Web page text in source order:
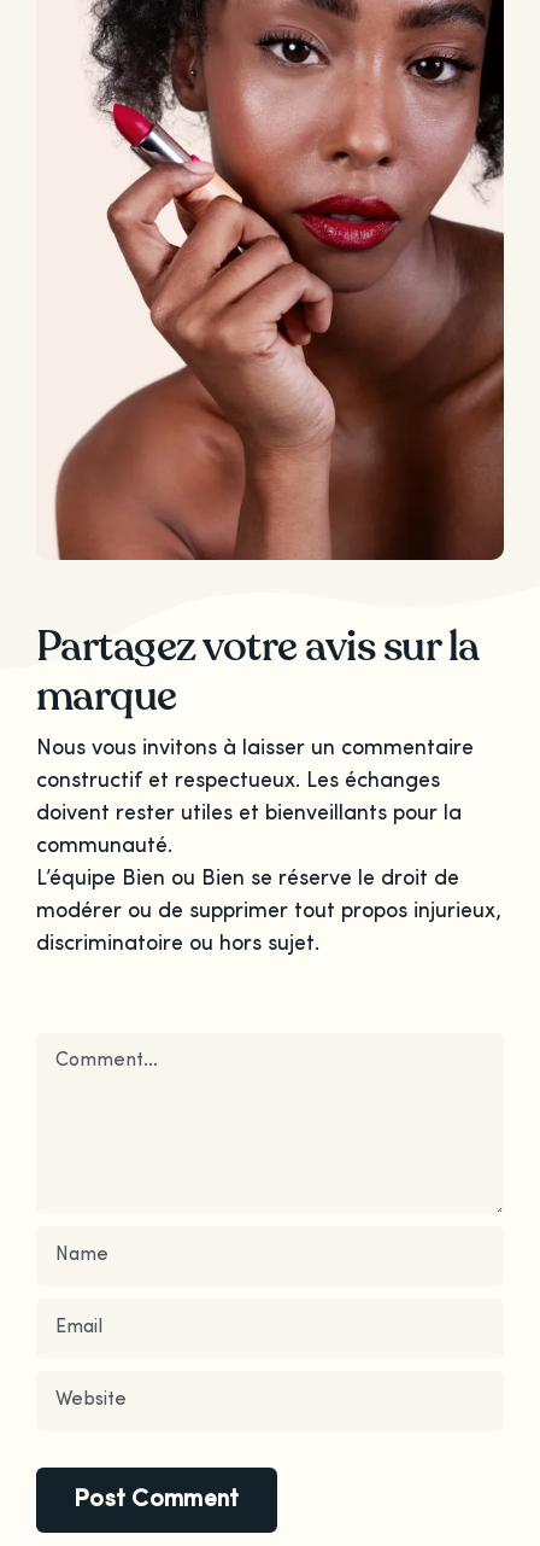
Partagez votre avis sur la
marque
Nous vous invitons à laisser un commentaire
constructif et respectueux. Les échanges
doivent rester utiles et bienveillants pour la
communauté.
L’équipe Bien ou Bien se réserve le droit de
modérer ou de supprimer tout propos injurieux,
discriminatoire ou hors sujet.
Comment